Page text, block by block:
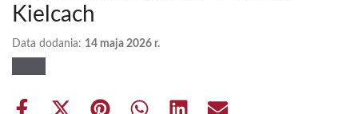
Kielcach
Data dodania: 14 maja 2026 r.